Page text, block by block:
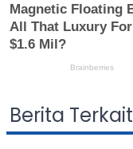
Berita Terkait